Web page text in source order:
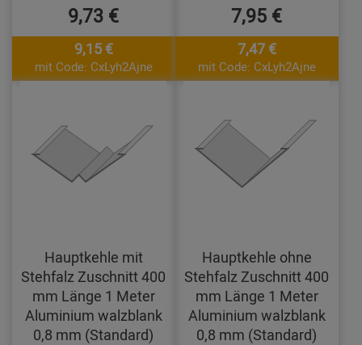
9,73 €
9,15 €
mit Code: CxLyh2Ajne
7,95 €
7,47 €
mit Code: CxLyh2Ajne
Hauptkehle mit
Stehfalz Zuschnitt 400
mm Länge 1 Meter
Aluminium walzblank
0,8 mm (Standard)
Hauptkehle ohne
Stehfalz Zuschnitt 400
mm Länge 1 Meter
Aluminium walzblank
0,8 mm (Standard)